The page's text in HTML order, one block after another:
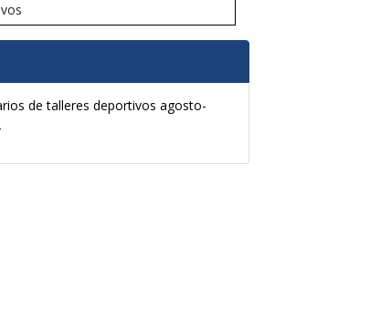
de talleres deportivos agosto-